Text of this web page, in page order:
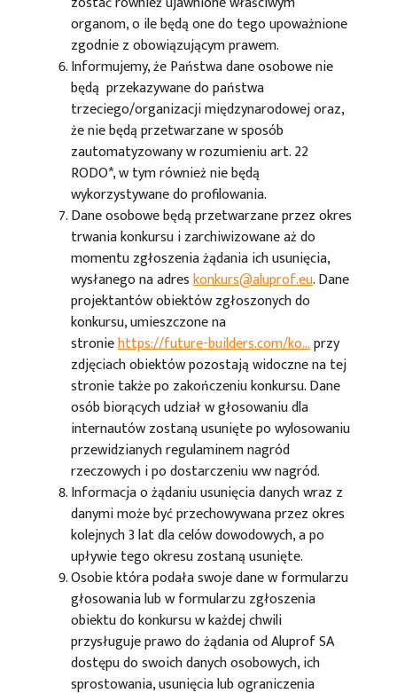
organom, o ile będą one do tego upoważnione
zgodnie z obowiązującym prawem.
Informujemy, że Państwa dane osobowe nie
będą przekazywane do państwa
trzeciego/organizacji międzynarodowej oraz,
że nie będą przetwarzane w sposób
zautomatyzowany w rozumieniu art. 22
RODO*, w tym również nie będą
wykorzystywane do profilowania.
Dane osobowe będą przetwarzane przez okres
trwania konkursu i zarchiwizowane aż do
momentu zgłoszenia żądania ich usunięcia,
wysłanego na adreskonkurs@aluprof.eu. Dane
projektantów obiektów zgłoszonych do
konkursu, umieszczone na
stroniehttps://future-builders.com/ko...przy
zdjęciach obiektów pozostają widoczne na tej
stronie także po zakończeniu konkursu. Dane
osób biorących udział w głosowaniu dla
internautów zostaną usunięte po wylosowaniu
przewidzianych regulaminem nagród
rzeczowych i po dostarczeniu ww nagród.
Informacja o żądaniu usunięcia danych wraz z
danymi może być przechowywana przez okres
kolejnych 3 lat dla celów dowodowych, a po
upływie tego okresu zostaną usunięte.
Osobie która podała swoje dane w formularzu
głosowania lub w formularzu zgłoszenia
obiektu do konkursu w każdej chwili
przysługuje prawo do żądania od Aluprof SA
dostępu do swoich danych osobowych, ich
sprostowania, usunięcia lub ograniczenia